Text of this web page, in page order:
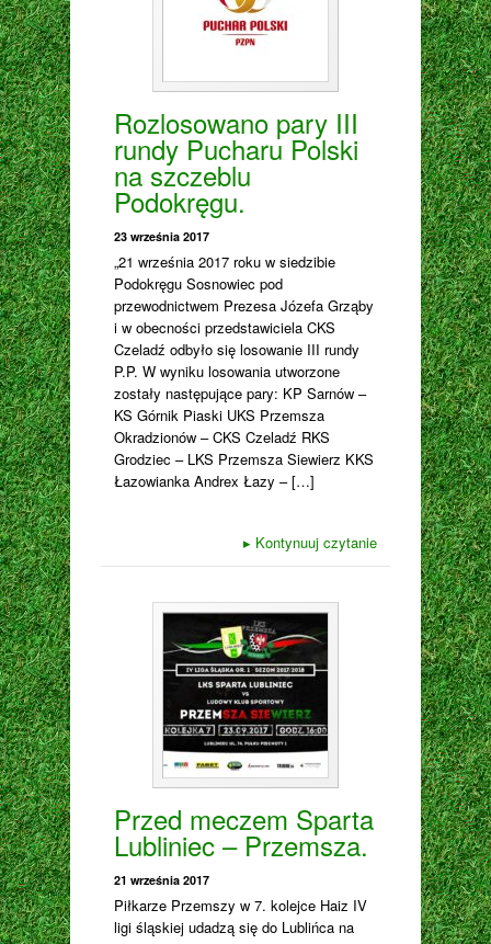
Rozlosowano pary III
rundy Pucharu Polski
na szczeblu
Podokręgu.
23 września 2017
„21 września 2017 roku w siedzibie
Podokręgu Sosnowiec pod
przewodnictwem Prezesa Józefa Grząby
i w obecności przedstawiciela CKS
Czeladź odbyło się losowanie III rundy
P.P. W wyniku losowania utworzone
zostały następujące pary: KP Sarnów –
KS Górnik Piaski UKS Przemsza
Okradzionów – CKS Czeladź RKS
Grodziec – LKS Przemsza Siewierz KKS
Łazowianka Andrex Łazy – […]
▸ Kontynuuj czytanie
Przed meczem Sparta
Lubliniec – Przemsza.
21 września 2017
Piłkarze Przemszy w 7. kolejce Haiz IV
ligi śląskiej udadzą się do Lublińca na